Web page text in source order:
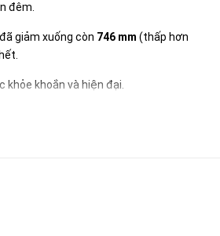
đêm.
giảm xuống còn 746 mm (thấp hơn
khoắn và hiện đại.
năng "Pro Max":